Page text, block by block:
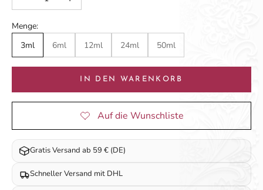
Menge:
3ml
6ml 12ml 24ml 50ml
IN DEN WARENKORB
Gratis Versand ab 59 € (DE)
Schneller Versand mit DHL